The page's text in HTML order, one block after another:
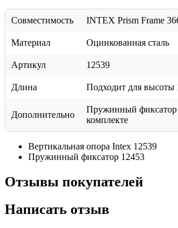
Совместимость INTEX Prism Frame
Материал Оцинкованная сталь
Артикул 12539
Длина Подходит для высоты
Дополнительно
Пружинный фиксатор
комплекте
Вертикальная опора Intex 12539
Пружинный фиксатор 12453
Отзывы покупателей
Написать отзыв